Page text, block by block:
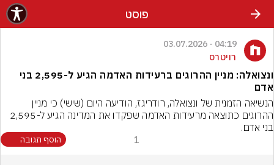
פוסט
04:19 - 03.07.2026
רויטרס
ונצואלה: מניין ההרוגים ברעידות האדמה הגיע ל-2,595 בני
אדם
בני אדם.
1 הוסף תגובה